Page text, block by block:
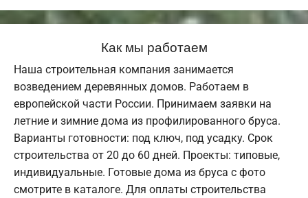
Как мы работаем
Наша строительная компания занимается
возведением деревянных домов. Работаем в
европейской части России. Принимаем заявки на
летние и зимние дома из профилированного бруса.
Варианты готовности: под ключ, под усадку. Срок
строительства от 20 до 60 дней. Проекты: типовые,
индивидуальные. Готовые дома из бруса с фото
смотрите в каталоге. Для оплаты строительства